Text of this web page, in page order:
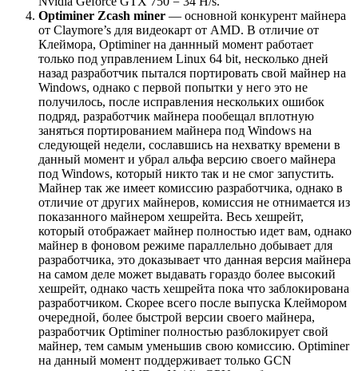
Optiminer Zcash miner — основной конкурент майнера
от Claymore’s для видеокарт от AMD. В отличие от
Клеймора, Optiminer на даннный момент работает
только под управлением Linux 64 bit, несколько дней
назад разработчик пытался портировать свой майнер на
Windows, однако с первой попытки у него это не
получилось, после исправления нескольких ошибок
подряд, разработчик майнера пообещал вплотную
заняться портированием майнера под Windows на
следующей недели, сославшись на нехватку времени в
данный момент и убрал альфа версию своего майнера
под Windows, который никто так и не смог запустить.
Майнер так же имеет комиссию разработчика, однако в
отличие от других майнеров, комиссия не отнимается из
показанного майнером хешрейта. Весь хешрейт,
который отображает майнер полностью идет вам, однако
майнер в фоновом режиме параллельно добывает для
разработчика, это доказывает что данная версия майнера
на самом деле может выдавать гораздо более высокий
хешрейт, однако часть хешрейта пока что заблокирована
разработчиком. Скорее всего после выпуска Клеймором
очередной, более быстрой версии своего майнера,
разработчик Optiminer полностью разблокирует свой
майнер, тем самым уменьшив свою комиссию. Optiminer
на данный момент поддерживает только GCN